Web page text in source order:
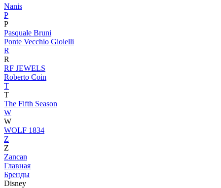
Nanis
P
P
Pasquale Bruni
Ponte Vecchio Gioielli
R
R
RF JEWELS
Roberto Coin
T
T
The Fifth Season
W
W
WOLF 1834
Z
Z
Zancan
Главная
Бренды
Disney